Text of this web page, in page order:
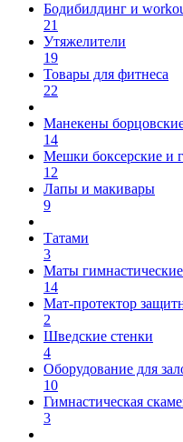
Бодибилдинг и
21
Утяжелители
19
Товары для фитнеса
22
Манекены
14
Мешки боксерские и
12
Лапы и макивары
9
Татами
3
Маты гимнастические
14
Мат-протектор
2
Шведские стенки
4
Оборудование для
10
Гимнастическая
3